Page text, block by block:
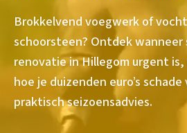
Brokkelvend voegwerk of
schoorsteen? Ontdek
renovatie in Hillegom urgent
hoe je duizenden euro’s
praktisch seizoensadvies.